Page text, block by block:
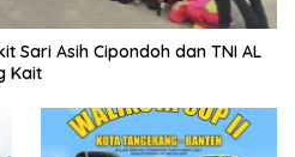
Sari Asih Cipondoh dan TNI AL
Kait